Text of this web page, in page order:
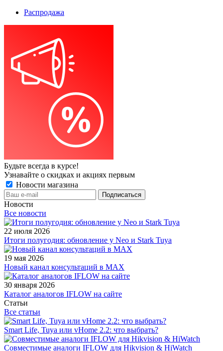
Распродажа
Будьте всегда в курсе!
Узнавайте о скидках и акциях первым
Новости магазина
Новости
Все новости
22 июля 2026
Итоги полугодия: обновление у Neo и Stark Tuya
19 мая 2026
Новый канал консультаций в MAX
30 января 2026
Каталог аналогов IFLOW на сайте
Статьи
Все статьи
Smart Life, Tuya или vHome 2.2: что выбрать?
Совместимые аналоги IFLOW для Hikvision & HiWatch